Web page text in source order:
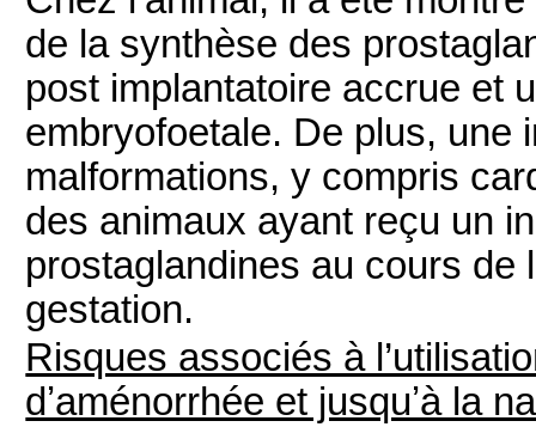
de la synthèse des
post implantatoire accrue et
embryofoetale. De plus, une
malformations, y compris
des animaux ayant reçu un
prostaglandines au cours de
gestation.
Risques associés à
dʼaménorrhée et jusquʼà la